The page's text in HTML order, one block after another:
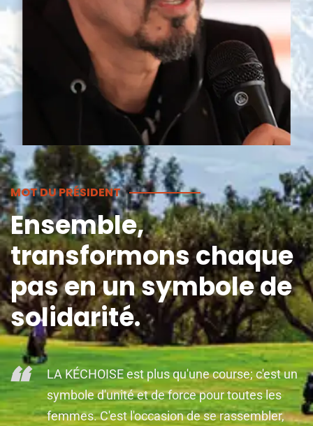
MOT DU PRÉSIDENT
Ensemble,
transformons chaque
pas en un symbole de
solidarité.
“
LA KÉCHOISE est plus qu'une course; c'est un
symbole d'unité et de force pour toutes les
femmes. C'est l'occasion de se rassembler,